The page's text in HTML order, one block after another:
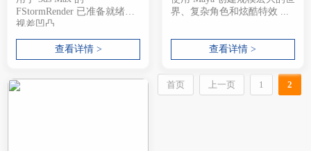
FStormRender 已准备就绪。
视差凹凸...
查看详情 >
界、复杂角色和炫酷特效 ...
查看详情 >
首页 上一页 1 2